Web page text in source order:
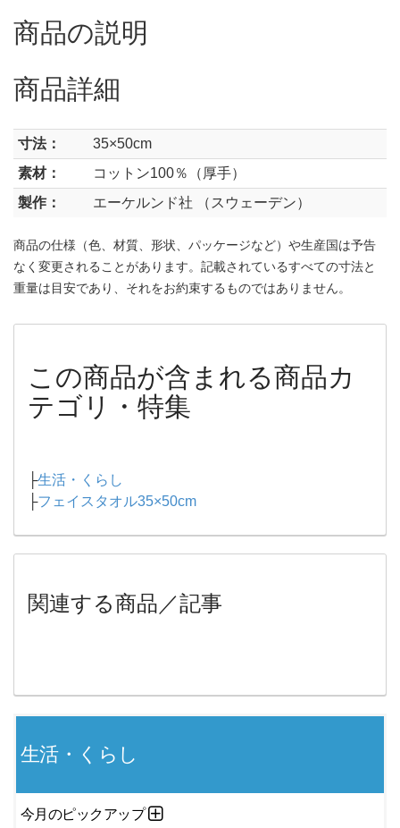
商品の説明
商品詳細
寸法：
35×50cm
素材：
コットン100％（厚手）
製作：
エーケルンド社 （スウェーデン）
商品の仕様（色、材質、形状、パッケージなど）や生産国は予告
なく変更されることがあります。記載されているすべての寸法と
重量は目安であり、それをお約束するものではありません。
この商品が含まれる商品カ
テゴリ・特集
├生活・くらし
├フェイスタオル35×50cm
関連する商品／記事
生活・くらし
今月のピックアップ